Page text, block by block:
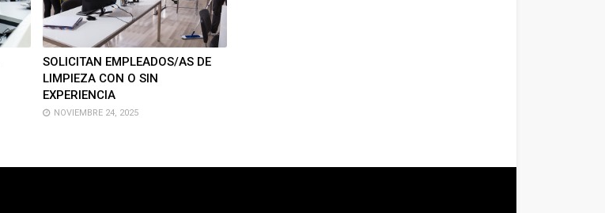
SOLICITAN EMPLEADOS/AS DE
LIMPIEZA CON O SIN
EXPERIENCIA
NOVIEMBRE 24, 2025